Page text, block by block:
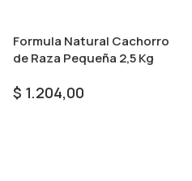
Formula Natural Cachorro
de Raza Pequeña 2,5 Kg
$ 1.204,00